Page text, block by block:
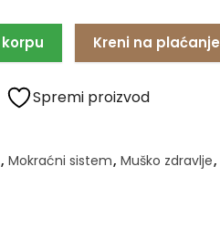
Kreni na plaćanje
Spremi proizvod
, Mokraćni sistem, Muško zdravlje,